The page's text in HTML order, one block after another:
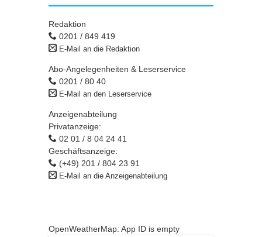
Redaktion
0201 / 849 419
E-Mail an die Redaktion
Abo-Angelegenheiten & Leserservice
0201 / 80 40
E-Mail an den Leserservice
Anzeigenabteilung
Privatanzeige:
02 01 / 8 04 24 41
Geschäftsanzeige:
(+49) 201 / 804 23 91
E-Mail an die Anzeigenabteilung
OpenWeatherMap: App ID is empty